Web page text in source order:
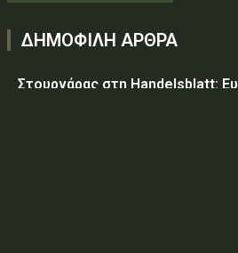
ΔΗΜΟΦΙΛΗ ΑΡΘΡΑ
Στουρνάρας στη Handelsblatt:
ΥΠ.ΠΡΟ.ΠΟ.: « Προσωρινές
τον 7ο Λαϊκό Αγώνα Δρόμου